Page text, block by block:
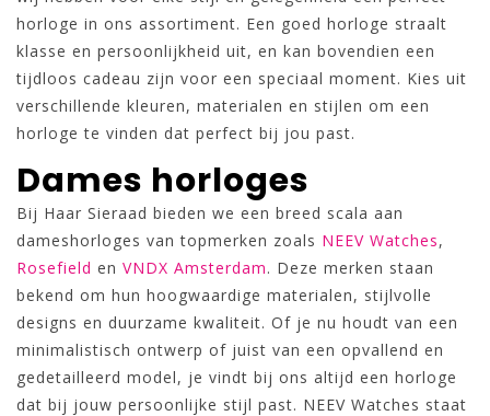
horloge in ons assortiment. Een goed horloge straalt
klasse en persoonlijkheid uit, en kan bovendien een
tijdloos cadeau zijn voor een speciaal moment. Kies uit
verschillende kleuren, materialen en stijlen om een
horloge te vinden dat perfect bij jou past.
Dames horloges
Bij Haar Sieraad bieden we een breed scala aan
dameshorloges van topmerken zoals NEEV Watches,
Rosefield en VNDX Amsterdam. Deze merken staan
bekend om hun hoogwaardige materialen, stijlvolle
designs en duurzame kwaliteit. Of je nu houdt van een
minimalistisch ontwerp of juist van een opvallend en
gedetailleerd model, je vindt bij ons altijd een horloge
dat bij jouw persoonlijke stijl past. NEEV Watches staat